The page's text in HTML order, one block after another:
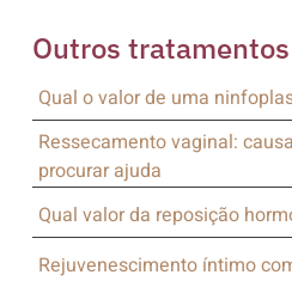
Outros tratamentos
Qual o valor de uma
Ressecamento vaginal:
procurar ajuda
Qual valor da reposição
Rejuvenescimento íntimo